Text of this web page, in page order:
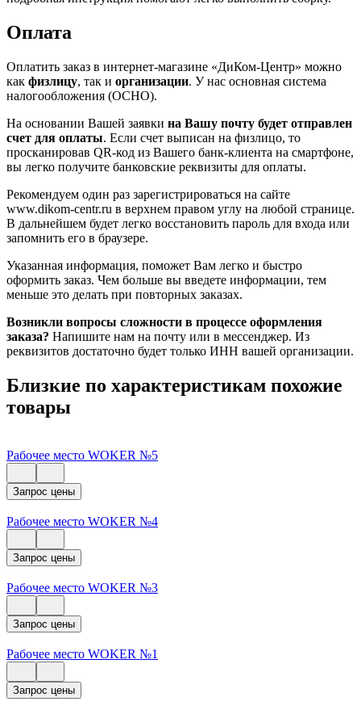
Оплата
Оплатить заказ в интернет-магазине «ДиКом-Центр» можно
как физлицу, так и организации. У нас основная система
налогообложения (ОСНО).
На основании Вашей заявки на Вашу почту будет отправлен
счет для оплаты. Если счет выписан на физлицо, то
просканировав QR-код из Вашего банк-клиента на смартфоне,
вы легко получите банковские реквизиты для оплаты.
Рекомендуем один раз зарегистрироваться на сайте
www.dikom-centr.ru в верхнем правом углу на любой странице.
В дальнейшем будет легко восстановить пароль для входа или
запомнить его в браузере.
Указанная информация, поможет Вам легко и быстро
оформить заказ. Чем больше вы введете информации, тем
меньше это делать при повторных заказах.
Возникли вопросы сложности в процессе оформления
заказа? Напишите нам на почту или в мессенджер. Из
реквизитов достаточно будет только ИНН вашей организации.
Близкие по характеристикам похожие
товары
Рабочее место WOKER №5
Запрос цены
Рабочее место WOKER №4
Запрос цены
Рабочее место WOKER №3
Запрос цены
Рабочее место WOKER №1
Запрос цены